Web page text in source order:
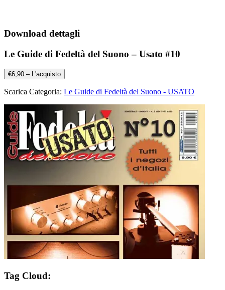
Download dettagli
Le Guide di Fedeltà del Suono – Usato #10
€6,90 – L'acquisto
Scarica Categoria: Le Guide di Fedeltà del Suono - USATO
Tag Cloud: